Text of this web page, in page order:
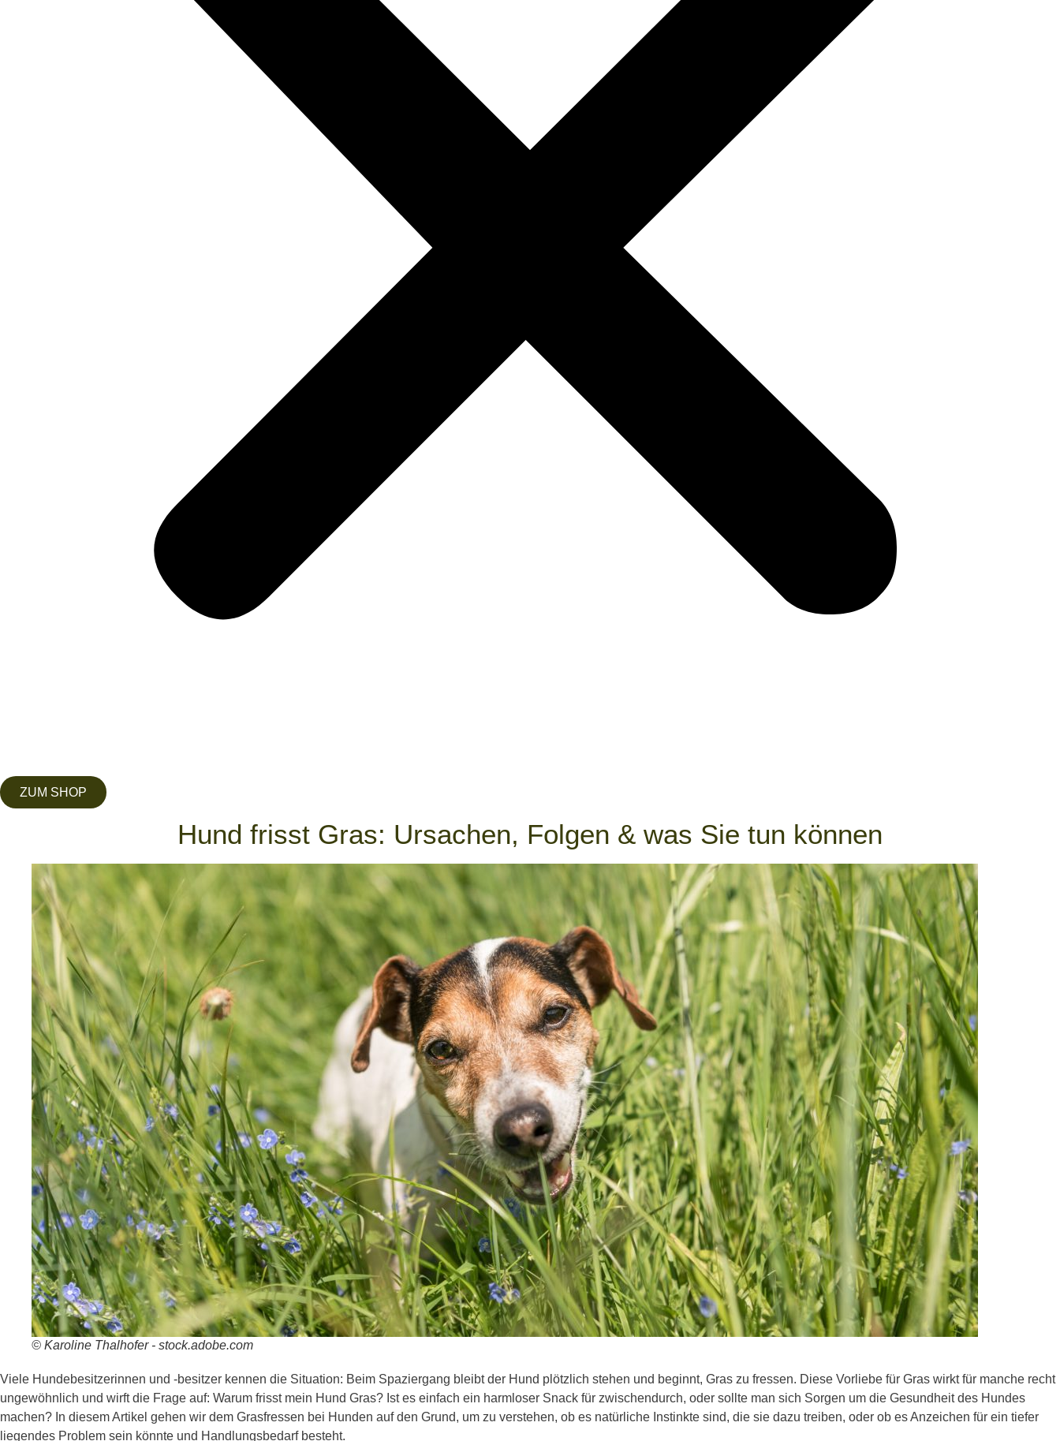
ZUM SHOP
Hund frisst Gras: Ursachen, Folgen & was Sie tun können
© Karoline Thalhofer - stock.adobe.com
Viele Hundebesitzerinnen und -besitzer kennen die Situation: Beim Spaziergang bleibt der Hund plötzlich stehen und beginnt, Gras zu fressen. Diese Vorliebe für Gras wirkt für manche recht
ungewöhnlich und wirft die Frage auf: Warum frisst mein Hund Gras? Ist es einfach ein harmloser Snack für zwischendurch, oder sollte man sich Sorgen um die Gesundheit des Hundes
machen? In diesem Artikel gehen wir dem Grasfressen bei Hunden auf den Grund, um zu verstehen, ob es natürliche Instinkte sind, die sie dazu treiben, oder ob es Anzeichen für ein tiefer
liegendes Problem sein könnte und Handlungsbedarf besteht.